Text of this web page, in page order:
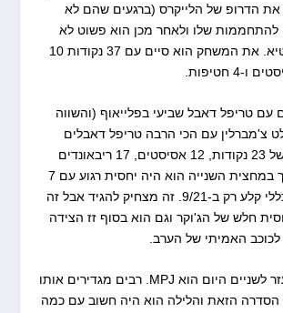
את הדרופ של הלייקרס (ברגעים שהם לא
להתחממות שלו ולאחר מכן הוא פשוט לא
היה מסוגל להחטיא. את המשחק הוא סיים עם 37 נקודות 10
עם טריפל דאבל שביעי בפלייאוף (והשווה
צ'מברלין עם הכי הרבה טריפל דאבלים
בפלייאוף אחד) של 23 נקודות, 12 אסיסטים, 17 ריבאונדים
וגם 3 חטיפות אך במחצית השנייה הוא היה יחסית רגוע עם 7
נקודות בלבד ובכללי קלע רק ב-9/21. זה מצחיק להגיד אבל זה
חלש של הג'וקר וגם הוא בסוף זז הצידה
האמיתי של הערב.
היחיד שבאמת עזר לשניים היום הוא MPJ. רבים מגדירים אותו
הזאת והלילה הוא היה חשוב עם כמה